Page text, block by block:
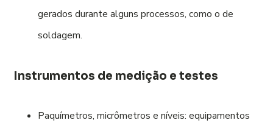
gerados durante alguns processos, como o de
soldagem.
Instrumentos de medição e testes
Paquímetros, micrômetros e níveis: equipamentos